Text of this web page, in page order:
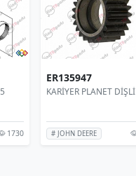
1730
ER135947
KARİYER PLANET DİŞLİ
# JOHN DEERE